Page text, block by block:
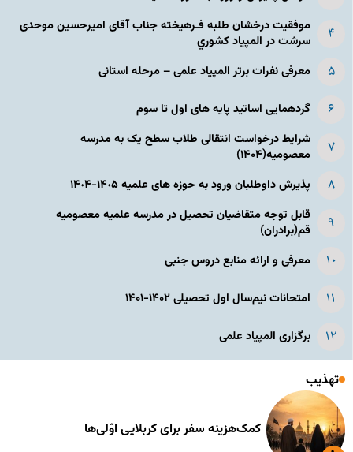
موفقیت درخشان طلبه فـرهیخته جناب آقای امیرحسین موحدی
سرشت در المپياد كشوري
معرفی نفرات برتر المپیاد علمی – مرحله استانی
گردهمایی اساتید پایه های اول تا سوم
شرایط درخواست انتقالی طلاب سطح یک به مدرسه
معصومیه(۱۴۰۴)
پذیرش داوطلبان ورود به حوزه های علمیه ١۴٠۵-١۴٠۴
قابل توجه متقاضیان تحصیل در مدرسه علمیه معصومیه
قم(برادران)
معرفی و ارائه منابع دروس جنبی
امتحانات نیم‌سال اول تحصیلی ۱۴۰۲-۱۴۰۱
برگزاری المپیاد علمی
تهذیب
کمک‌هزینه سفر برای کربلایی اوّلی‌ها